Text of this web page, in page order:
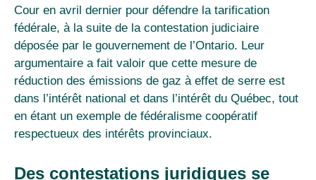
Cour en avril dernier pour défendre la tarification
fédérale, à la suite de la contestation judiciaire
déposée par le gouvernement de l’Ontario. Leur
argumentaire a fait valoir que cette mesure de
réduction des émissions de gaz à effet de serre est
dans l’intérêt national et dans l’intérêt du Québec, tout
en étant un exemple de fédéralisme coopératif
respectueux des intérêts provinciaux.
Des contestations juridiques se